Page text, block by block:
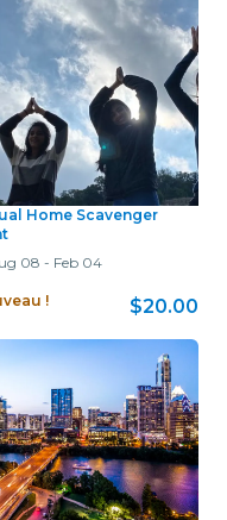
Home Scavenger
08 - Feb 04
! $20.00